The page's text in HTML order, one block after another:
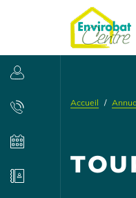
principal
Accueil
compte
l'utilisateur
Contact
Annuaire